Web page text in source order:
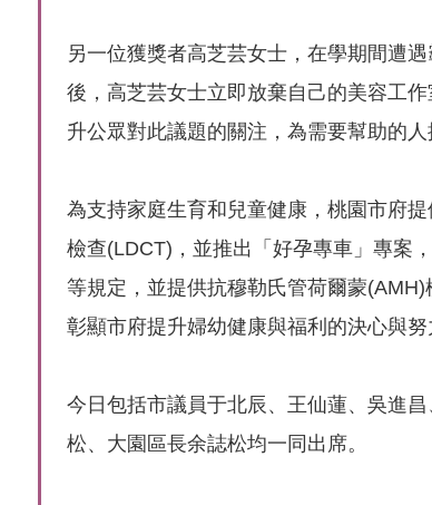
另一位獲獎者高芝芸女士，在學期間遭
後，高芝芸女士立即放棄自己的美容工
升公眾對此議題的關注，為需要幫助的
為支持家庭生育和兒童健康，桃園市府
檢查(LDCT)，並推出「好孕專車」專案
等規定，並提供抗穆勒氏管荷爾蒙
彰顯市府提升婦幼健康與福利的決心與
今日包括市議員于北辰、王仙蓮、吳進
松、大園區長余誌松均一同出席。